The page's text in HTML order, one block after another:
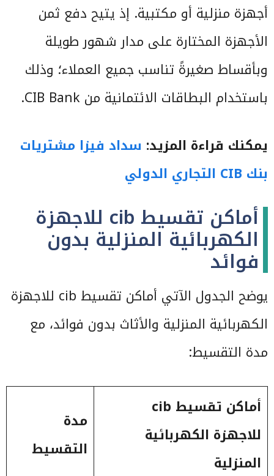
أجهزة منزلية أو مكتبية. إذ يتيح دفع ثمن
الأجهزة المختارة على مدار شهور طويلة
وبأقساط صغيرةً تناسب جميع العملاء؛ وذلك
باستخدام البطاقات الائتمانية من CIB Bank.
يمكنك قراءة المزيد: سداد فيزا مشتريات
بنك CIB التجاري الدولي
أماكن تقسيط cib للاجهزة
الكهربائية المنزلية بدون
فوائد
يوضح الجدول الآتي أماكن تقسيط cib للاجهزة
الكهربائية المنزلية والأثاث بدون فوائد، مع
مدة التقسيط:
أماكن تقسيط cib
للاجهزة الكهربائية
المنزلية
مدة
التقسيط